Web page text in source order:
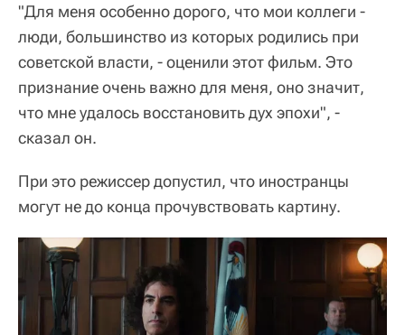
"Для меня особенно дорого, что мои коллеги -
люди, большинство из которых родились при
советской власти, - оценили этот фильм. Это
признание очень важно для меня, оно значит,
что мне удалось восстановить дух эпохи", -
сказал он.
При это режиссер допустил, что иностранцы
могут не до конца прочувствовать картину.